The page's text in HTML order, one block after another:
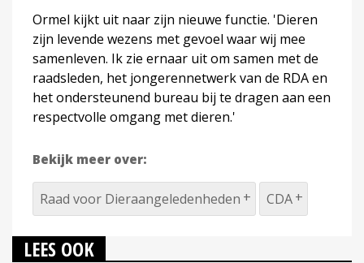
Ormel kijkt uit naar zijn nieuwe functie. 'Dieren
zijn levende wezens met gevoel waar wij mee
samenleven. Ik zie ernaar uit om samen met de
raadsleden, het jongerennetwerk van de RDA en
het ondersteunend bureau bij te dragen aan een
respectvolle omgang met dieren.'
Bekijk meer over:
Raad voor Dieraangeledenheden CDA
LEES OOK